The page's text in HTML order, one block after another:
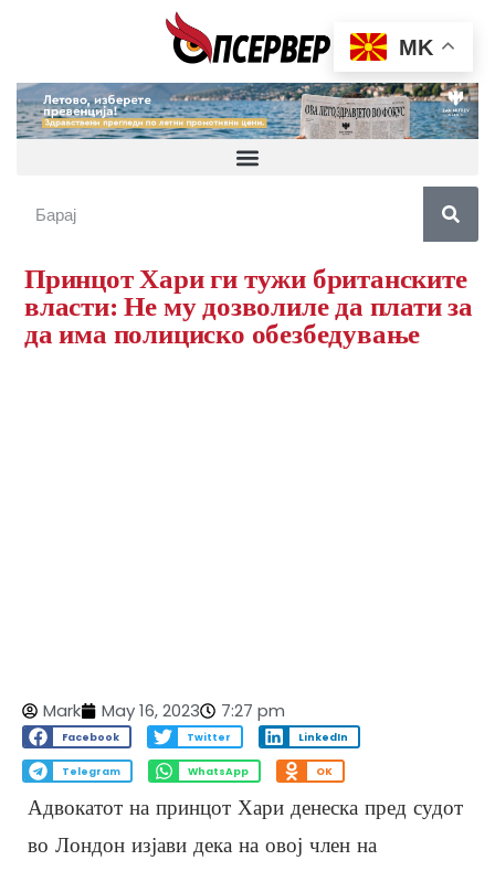
Принцот Хари ги тужи британските
власти: Не му дозволиле да плати за
да има полициско обезбедување
Mark May 16, 2023 7:27 pm
Facebook Twitter LinkedIn
Telegram WhatsApp OK
Адвокатот на принцот Хари денеска пред судот
во Лондон изјави дека на овој член на
MK